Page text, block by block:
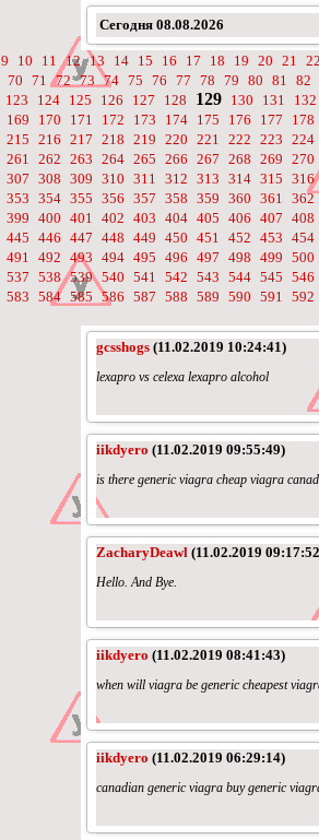
Сегодня 08.08.2026
9 10 11 12 13 14 15 16 17 18 19 20 21 22
70 71 72 73 74 75 76 77 78 79 80 81 82
123 124 125 126 127 128 129 130 131 132
169 170 171 172 173 174 175 176 177 178
215 216 217 218 219 220 221 222 223 224
261 262 263 264 265 266 267 268 269 270
307 308 309 310 311 312 313 314 315 316
353 354 355 356 357 358 359 360 361 362
399 400 401 402 403 404 405 406 407 408
445 446 447 448 449 450 451 452 453 454
491 492 493 494 495 496 497 498 499 500
537 538 539 540 541 542 543 544 545 546
583 584 585 586 587 588 589 590 591 592
gcsshogs (11.02.2019 10:24:41)
lexapro vs celexa lexapro alcohol
iikdyero (11.02.2019 09:55:49)
is there generic viagra cheap viagra
ZacharyDeawl (11.02.2019
Hello. And Bye.
iikdyero (11.02.2019 08:41:43)
when will viagra be generic cheapest
iikdyero (11.02.2019 06:29:14)
canadian generic viagra buy generic